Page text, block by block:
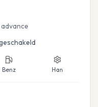
Benz Han